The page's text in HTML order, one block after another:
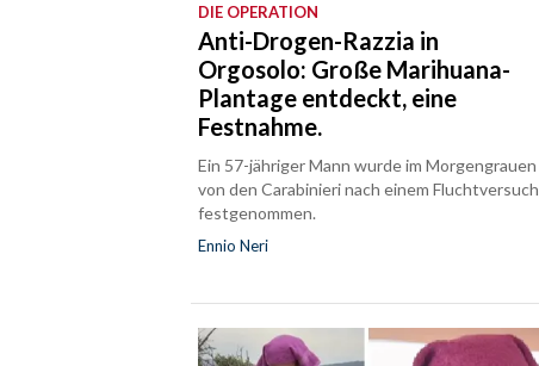
DIE OPERATION
Anti-Drogen-Razzia in
Orgosolo: Große Marihuana-
Plantage entdeckt, eine
Festnahme.
Ein 57-jähriger Mann wurde im Morgengrauen
von den Carabinieri nach einem Fluchtversuch
festgenommen.
Ennio Neri